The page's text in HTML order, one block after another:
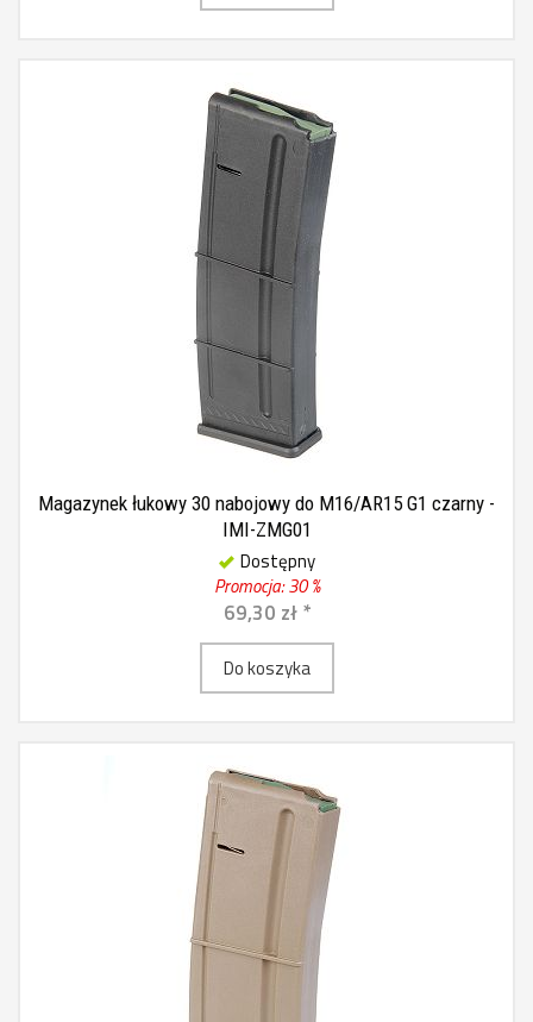
Magazynek łukowy 30 nabojowy do M16/AR15 G1 czarny -
IMI-ZMG01
Dostępny
Promocja: 30 %
69,30 zł *
Do koszyka